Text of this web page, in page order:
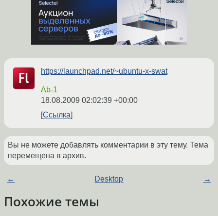
https://launchpad.net/~ubuntu-x-swat
Ab-1
18.08.2009 02:02:39 +00:00
Ссылка
Вы не можете добавлять комментарии в эту тему. Тема
перемещена в архив.
← Desktop →
Похожие темы